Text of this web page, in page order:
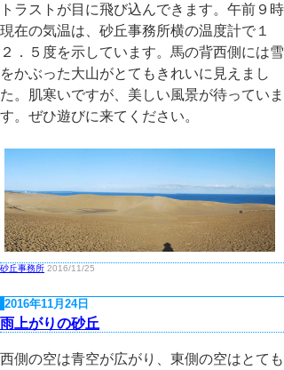
トラストが目に飛び込んできます。午前９時
現在の気温は、砂丘事務所横の温度計で１
２．５度を示しています。馬の背西側には雪
をかぶった大山がとてもきれいに見えまし
た。肌寒いですが、美しい風景が待っていま
す。ぜひ遊びに来てください。
砂丘事務所 2016/11/25
2016年11月24日
雨上がりの砂丘
西側の空は青空が広がり、東側の空はとても